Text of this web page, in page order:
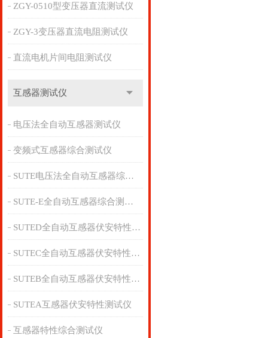
ZGY-0510型变压器直流测试仪
ZGY-3变压器直流电阻测试仪
直流电机片间电阻测试仪
互感器测试仪
电压法全自动互感器测试仪
变频式互感器综合测试仪
SUTE电压法全自动互感器综合测试仪
SUTE-E全自动互感器综合测试仪
SUTED全自动互感器伏安特性测试仪
SUTEC全自动互感器伏安特性测试仪
SUTEB全自动互感器伏安特性测试仪
SUTEA互感器伏安特性测试仪
互感器特性综合测试仪